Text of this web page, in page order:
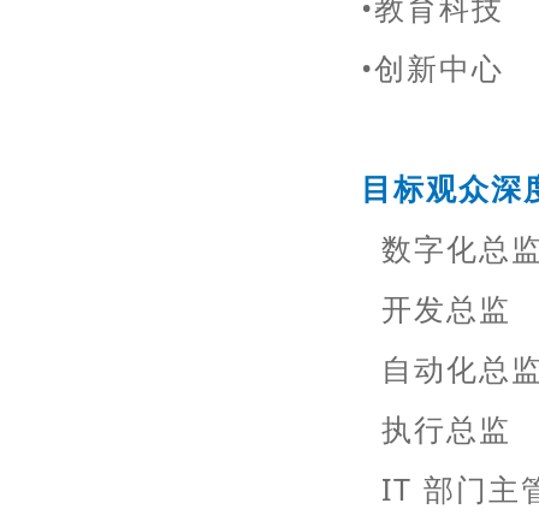
•创新中心
目标观众深
数字化总
开发总监
自动化总
执行总监
IT 部门主